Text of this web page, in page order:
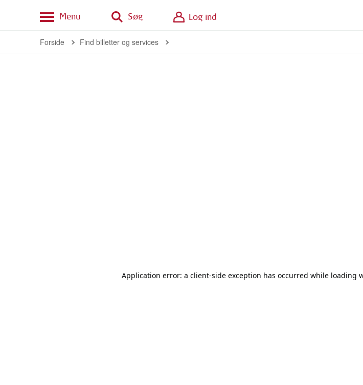
Menu Søg Log ind
Forside Find billetter og services